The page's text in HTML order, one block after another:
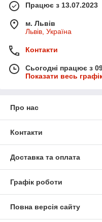
Працює з 13.07.2023
м. Львів
Львів, Україна
Контакти
Сьогодні працює з
Показати весь
Про нас
Контакти
Доставка та оплата
Графік роботи
Повна версія сайту